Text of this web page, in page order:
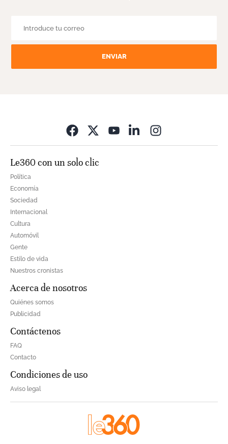
ENVIAR
Le360 con un solo clic
Política
Economía
Sociedad
Internacional
Cultura
Automóvil
Gente
Estilo de vida
Nuestros cronistas
Acerca de nosotros
Quiénes somos
Publicidad
Contáctenos
FAQ
Contacto
Condiciones de uso
Aviso legal